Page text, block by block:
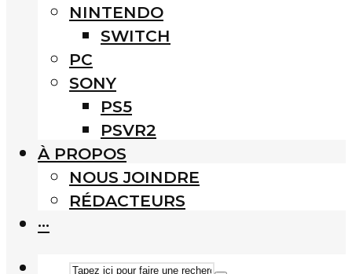
NINTENDO
SWITCH
PC
SONY
PS5
PSVR2
À PROPOS
NOUS JOINDRE
RÉDACTEURS
···